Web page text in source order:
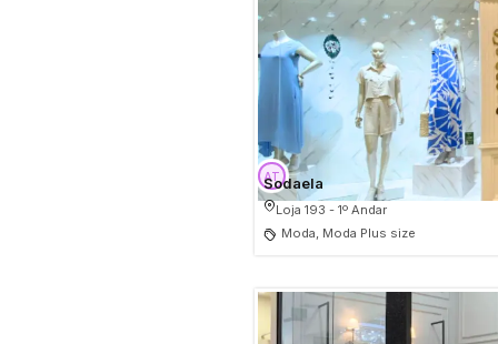
Sodaela
Loja 193 - 1º Andar
Moda, Moda Plus size